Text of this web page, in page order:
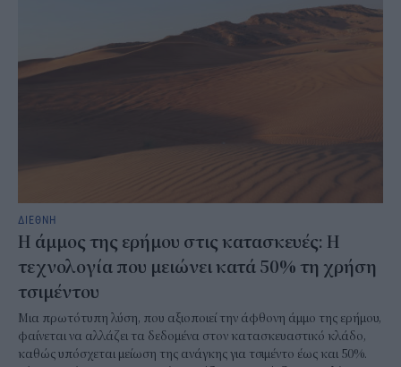
ΔΙΕΘΝΗ
Η άμμος της ερήμου στις κατασκευές: Η
τεχνολογία που μειώνει κατά 50% τη χρήση
τσιμέντου
Μια πρωτότυπη λύση, που αξιοποιεί την άφθονη άμμο της ερήμου,
φαίνεται να αλλάζει τα δεδομένα στον κατασκευαστικό κλάδο,
καθώς υπόσχεται μείωση της ανάγκης για τσιμέντο έως και 50%.